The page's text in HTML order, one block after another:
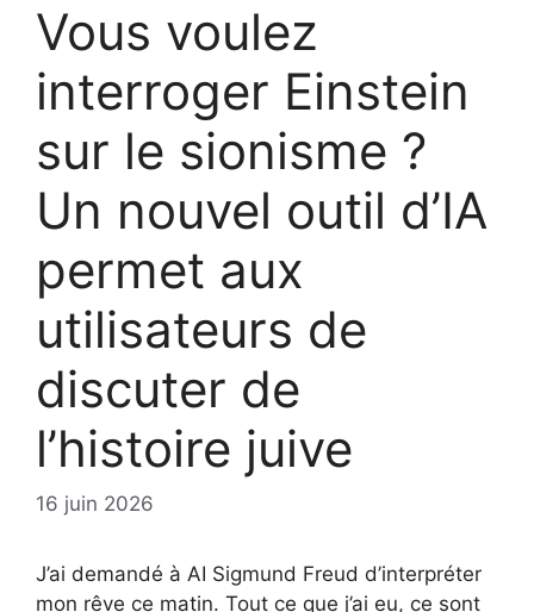
Vous voulez
interroger Einstein
sur le sionisme ?
Un nouvel outil d’IA
permet aux
utilisateurs de
discuter de
l’histoire juive
16 juin 2026
J’ai demandé à AI Sigmund Freud d’interpréter
mon rêve ce matin. Tout ce que j’ai eu, ce sont